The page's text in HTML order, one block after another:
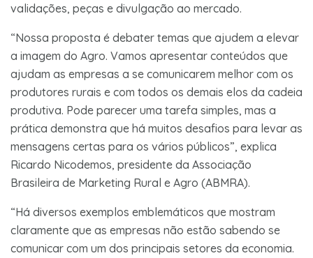
validações, peças e divulgação ao mercado.
“Nossa proposta é debater temas que ajudem a elevar
a imagem do Agro. Vamos apresentar conteúdos que
ajudam as empresas a se comunicarem melhor com os
produtores rurais e com todos os demais elos da cadeia
produtiva. Pode parecer uma tarefa simples, mas a
prática demonstra que há muitos desafios para levar as
mensagens certas para os vários públicos”, explica
Ricardo Nicodemos, presidente da Associação
Brasileira de Marketing Rural e Agro (ABMRA).
“Há diversos exemplos emblemáticos que mostram
claramente que as empresas não estão sabendo se
comunicar com um dos principais setores da economia.